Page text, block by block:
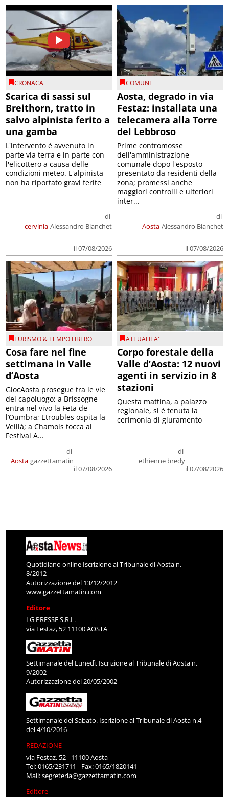
CRONACA
Scarica di sassi sul
Breithorn, tratto in
salvo alpinista ferito a
una gamba
cervinia
di
Alessandro Bianchet
il 07/08/2026
L'intervento è avvenuto in
parte via terra e in parte con
l'elicottero a causa delle
condizioni meteo. L'alpinista
non ha riportato gravi ferite
COMUNI
Aosta, degrado in via
Festaz: installata una
telecamera alla Torre
del Lebbroso
Aosta
di
Alessandro Bianchet
il 07/08/2026
Prime contromosse
dell'amministrazione
comunale dopo l'esposto
presentato da residenti della
zona; promessi anche
maggiori controlli e ulteriori
inter...
TURISMO & TEMPO LIBERO
Cosa fare nel fine
settimana in Valle
d’Aosta
Aosta
di
gazzettamatin
il 07/08/2026
GiocAosta prosegue tra le vie
del capoluogo; a Brissogne
entra nel vivo la Feta de
l’Oumbra; Etroubles ospita la
Veillà; a Chamois tocca al
Festival A...
ATTUALITA'
Corpo forestale della
Valle d’Aosta: 12 nuovi
agenti in servizio in 8
stazioni
di
ethienne bredy
il 07/08/2026
Questa mattina, a palazzo
regionale, si è tenuta la
cerimonia di giuramento
Quotidiano online Iscrizione al Tribunale di Aosta n.
8/2012
Autorizzazione del 13/12/2012
www.gazzettamatin.com
Editore
LG PRESSE S.R.L.
via Festaz, 52 11100 AOSTA
Settimanale del Lunedì. Iscrizione al Tribunale di Aosta n.
9/2002
Autorizzazione del 20/05/2002
Settimanale del Sabato. Iscrizione al Tribunale di Aosta n.4
del 4/10/2016
REDAZIONE
via Festaz, 52 - 11100 Aosta
Tel: 0165/231711 - Fax: 0165/1820141
Mail:segreteria@gazzettamatin.com
Editore